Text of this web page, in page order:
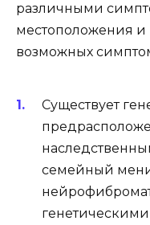
различными
местоположения и
возможных
Существует
семейный